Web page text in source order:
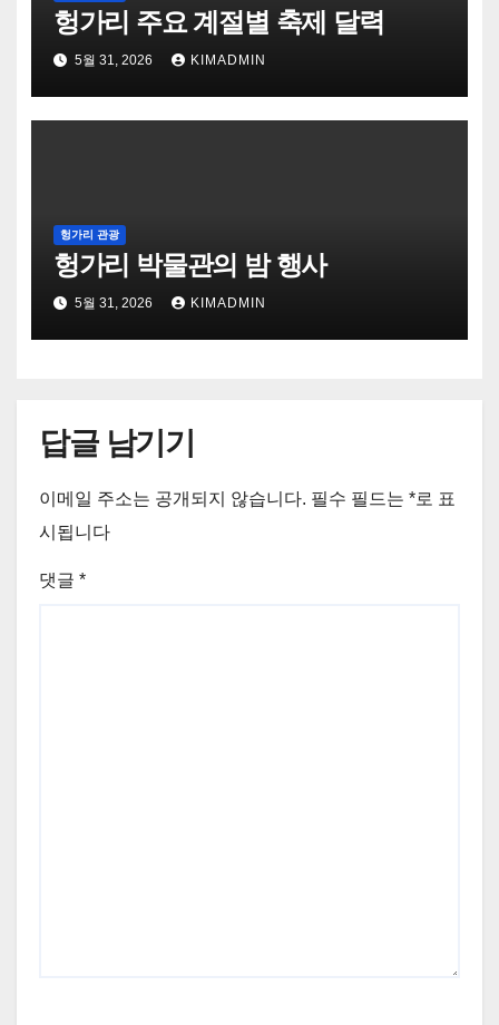
헝가리 주요 계절별 축제 달력
5월 31, 2026 KIMADMIN
헝가리 관광
헝가리 박물관의 밤 행사
5월 31, 2026 KIMADMIN
답글 남기기
이메일 주소는 공개되지 않습니다. 필수 필드는 *로 표
시됩니다
댓글 *